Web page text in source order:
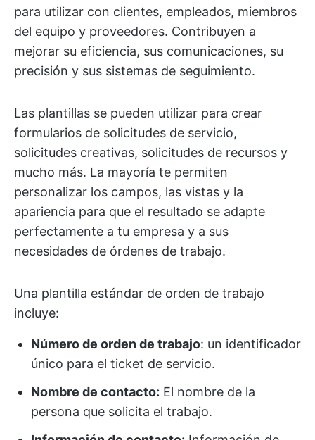
para utilizar con clientes, empleados, miembros
del equipo y proveedores. Contribuyen a
mejorar su eficiencia, sus comunicaciones, su
precisión y sus sistemas de seguimiento.
Las plantillas se pueden utilizar para crear
formularios de solicitudes de servicio,
solicitudes creativas, solicitudes de recursos y
mucho más. La mayoría te permiten
personalizar los campos, las vistas y la
apariencia para que el resultado se adapte
perfectamente a tu empresa y a sus
necesidades de órdenes de trabajo.
Una plantilla estándar de orden de trabajo
incluye:
Número de orden de trabajo: un identificador
único para el ticket de servicio.
Nombre de contacto: El nombre de la
persona que solicita el trabajo.